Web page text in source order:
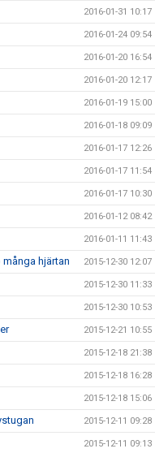
2016-01-31 10:17
2016-01-24 09:54
2016-01-20 16:54
2016-01-20 12:17
2016-01-19 15:00
2016-01-18 09:09
2016-01-17 12:26
2016-01-17 11:54
2016-01-17 10:30
2016-01-12 08:42
2016-01-11 11:43
hjärtan 2015-12-30 12:07
2015-12-30 11:33
2015-12-30 10:53
2015-12-21 10:55
2015-12-18 21:38
2015-12-18 16:28
2015-12-18 15:06
2015-12-11 09:28
2015-12-11 09:13